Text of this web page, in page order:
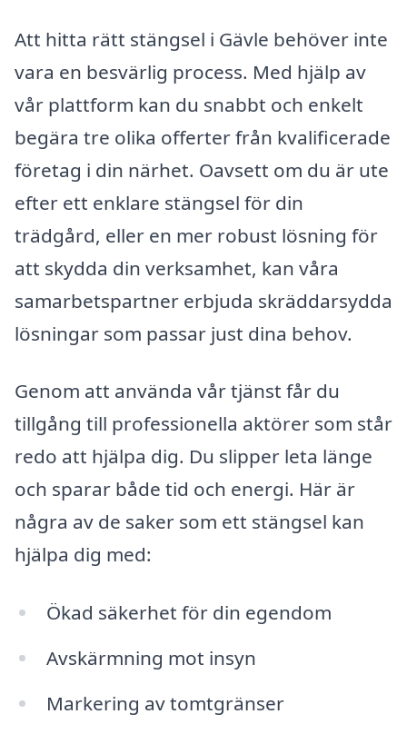
Att hitta rätt stängsel i Gävle behöver inte
vara en besvärlig process. Med hjälp av
vår plattform kan du snabbt och enkelt
begära tre olika offerter från kvalificerade
företag i din närhet. Oavsett om du är ute
efter ett enklare stängsel för din
trädgård, eller en mer robust lösning för
att skydda din verksamhet, kan våra
samarbetspartner erbjuda skräddarsydda
lösningar som passar just dina behov.
Genom att använda vår tjänst får du
tillgång till professionella aktörer som står
redo att hjälpa dig. Du slipper leta länge
och sparar både tid och energi. Här är
några av de saker som ett stängsel kan
hjälpa dig med:
Ökad säkerhet för din egendom
Avskärmning mot insyn
Markering av tomtgränser